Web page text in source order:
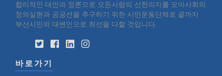
합리적인 대안과 정론으로 모든사람의 선한의지를 모아사회의
정의실현과 공공선을 추구하기 위한 시민운동단체로 끝까지
부산시민의 대변인으로 최선을 다할 것입니다.
바로가기